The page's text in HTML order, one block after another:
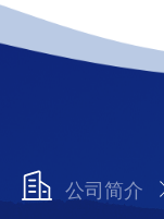
公司简介